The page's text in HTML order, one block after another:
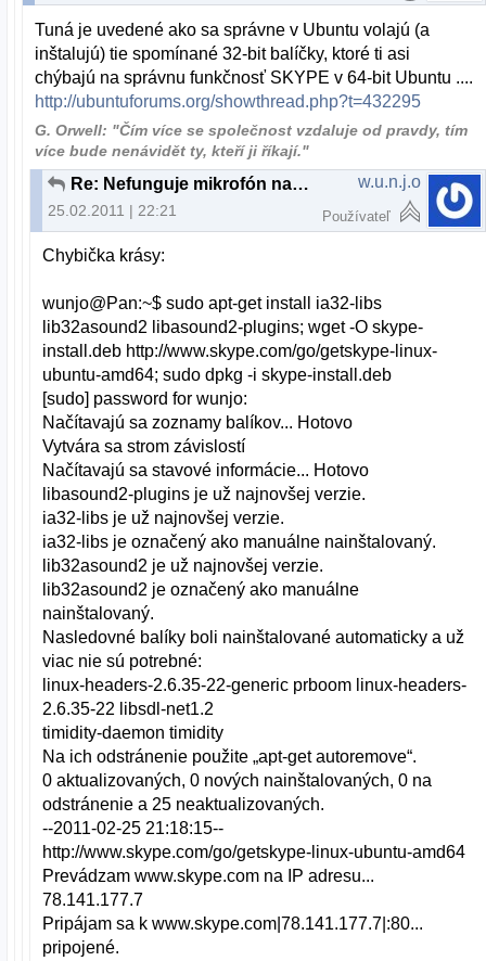
Tuná je uvedené ako sa správne v Ubuntu volajú (a
inštalujú) tie spomínané 32-bit balíčky, ktoré ti asi
chýbajú na správnu funkčnosť SKYPE v 64-bit Ubuntu ....
http://ubuntuforums.org/showthread.php?t=432295
G. Orwell: "Čím více se společnost vzdaluje od pravdy, tím
více bude nenávidět ty, kteří ji říkají."
Re: Nefunguje mikrofón na skype
25.02.2011 | 22:21
w.u.n.j.o
Používateľ
Chybička krásy:
wunjo@Pan:~$ sudo apt-get install ia32-libs
lib32asound2 libasound2-plugins; wget -O skype-
install.deb http://www.skype.com/go/getskype-linux-
ubuntu-amd64; sudo dpkg -i skype-install.deb
[sudo] password for wunjo:
Načítavajú sa zoznamy balíkov... Hotovo
Vytvára sa strom závislostí
Načítavajú sa stavové informácie... Hotovo
libasound2-plugins je už najnovšej verzie.
ia32-libs je už najnovšej verzie.
ia32-libs je označený ako manuálne nainštalovaný.
lib32asound2 je už najnovšej verzie.
lib32asound2 je označený ako manuálne
nainštalovaný.
Nasledovné balíky boli nainštalované automaticky a už
viac nie sú potrebné:
linux-headers-2.6.35-22-generic prboom linux-headers-
2.6.35-22 libsdl-net1.2
timidity-daemon timidity
Na ich odstránenie použite „apt-get autoremove“.
0 aktualizovaných, 0 nových nainštalovaných, 0 na
odstránenie a 25 neaktualizovaných.
--2011-02-25 21:18:15--
http://www.skype.com/go/getskype-linux-ubuntu-amd64
Prevádzam www.skype.com na IP adresu...
78.141.177.7
Pripájam sa k www.skype.com|78.141.177.7|:80...
pripojené.